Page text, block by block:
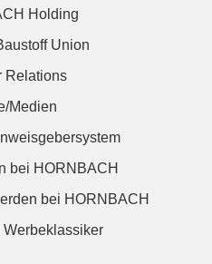
Holding
Union
Relations
Medien
bei HORNBACH
bei HORNBACH